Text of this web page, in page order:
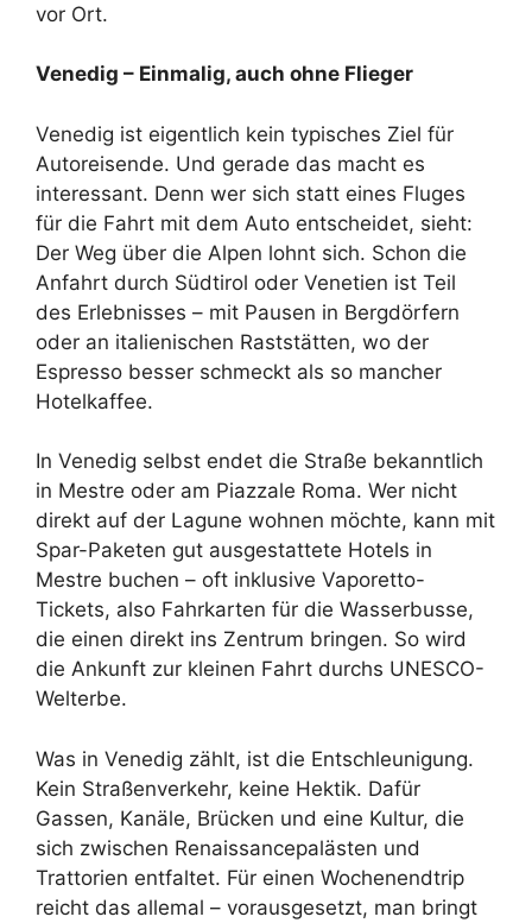
vor Ort.
Venedig – Einmalig, auch ohne Flieger
Venedig ist eigentlich kein typisches Ziel für
Autoreisende. Und gerade das macht es
interessant. Denn wer sich statt eines Fluges
für die Fahrt mit dem Auto entscheidet, sieht:
Der Weg über die Alpen lohnt sich. Schon die
Anfahrt durch Südtirol oder Venetien ist Teil
des Erlebnisses – mit Pausen in Bergdörfern
oder an italienischen Raststätten, wo der
Espresso besser schmeckt als so mancher
Hotelkaffee.
In Venedig selbst endet die Straße bekanntlich
in Mestre oder am Piazzale Roma. Wer nicht
direkt auf der Lagune wohnen möchte, kann mit
Spar-Paketen gut ausgestattete Hotels in
Mestre buchen – oft inklusive Vaporetto-
Tickets, also Fahrkarten für die Wasserbusse,
die einen direkt ins Zentrum bringen. So wird
die Ankunft zur kleinen Fahrt durchs UNESCO-
Welterbe.
Was in Venedig zählt, ist die Entschleunigung.
Kein Straßenverkehr, keine Hektik. Dafür
Gassen, Kanäle, Brücken und eine Kultur, die
sich zwischen Renaissancepalästen und
Trattorien entfaltet. Für einen Wochenendtrip
reicht das allemal – vorausgesetzt, man bringt